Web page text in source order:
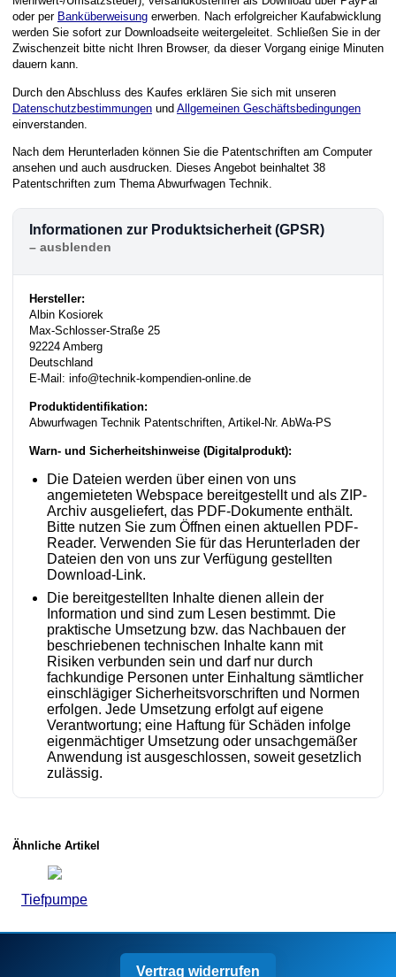
oder per Banküberweisung erwerben. Nach erfolgreicher Kaufabwicklung
werden Sie sofort zur Downloadseite weitergeleitet. Schließen Sie in der
Zwischenzeit bitte nicht Ihren Browser, da dieser Vorgang einige Minuten
dauern kann.
Durch den Abschluss des Kaufes erklären Sie sich mit unseren
Datenschutzbestimmungen und Allgemeinen Geschäftsbedingungen
einverstanden.
Nach dem Herunterladen können Sie die Patentschriften am Computer
ansehen und auch ausdrucken. Dieses Angebot beinhaltet 38
Patentschriften zum Thema Abwurfwagen Technik.
Informationen zur Produktsicherheit (GPSR)
Hersteller:
Albin Kosiorek
Max-Schlosser-Straße 25
92224 Amberg
Deutschland
E-Mail: info@technik-kompendien-online.de
Produktidentifikation:
Abwurfwagen Technik Patentschriften, Artikel-Nr. AbWa-PS
Warn- und Sicherheitshinweise (Digitalprodukt):
Die Dateien werden über einen von uns
angemieteten Webspace bereitgestellt und als ZIP-
Archiv ausgeliefert, das PDF-Dokumente enthält.
Bitte nutzen Sie zum Öffnen einen aktuellen PDF-
Reader. Verwenden Sie für das Herunterladen der
Dateien den von uns zur Verfügung gestellten
Download-Link.
Die bereitgestellten Inhalte dienen allein der
Information und sind zum Lesen bestimmt. Die
praktische Umsetzung bzw. das Nachbauen der
beschriebenen technischen Inhalte kann mit
Risiken verbunden sein und darf nur durch
fachkundige Personen unter Einhaltung sämtlicher
einschlägiger Sicherheitsvorschriften und Normen
erfolgen. Jede Umsetzung erfolgt auf eigene
Verantwortung; eine Haftung für Schäden infolge
eigenmächtiger Umsetzung oder unsachgemäßer
Anwendung ist ausgeschlossen, soweit gesetzlich
zulässig.
Ähnliche Artikel
Tiefpumpe
Vertrag widerrufen